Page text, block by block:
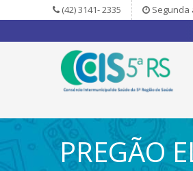
(42) 3141- 2335 Segunda
PREGÃO